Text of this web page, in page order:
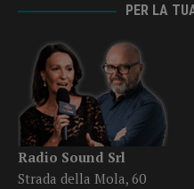
PER LA
Radio Sound Srl
Strada della Mola, 60